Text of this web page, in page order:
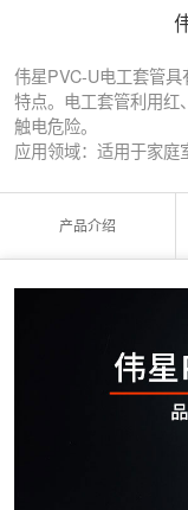
伟星PVC-U电工套管
特点。电工套管利用红
触电危险。
应用领域：适用于家庭
产品介绍